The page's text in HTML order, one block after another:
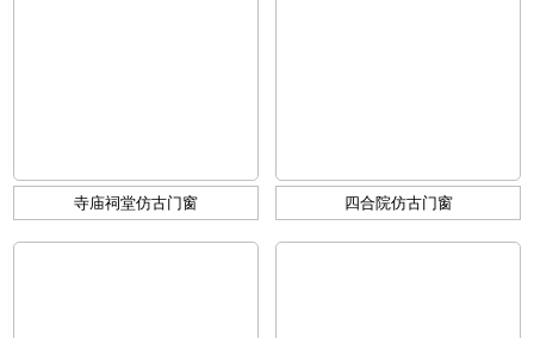
寺庙祠堂仿古门窗 四合院仿古门窗